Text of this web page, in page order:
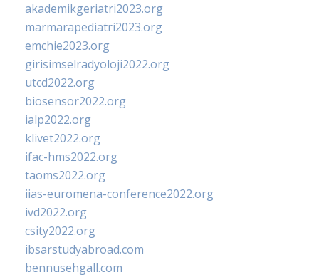
akademikgeriatri2023.org
marmarapediatri2023.org
emchie2023.org
girisimselradyoloji2022.org
utcd2022.org
biosensor2022.org
ialp2022.org
klivet2022.org
ifac-hms2022.org
taoms2022.org
iias-euromena-conference2022.org
ivd2022.org
csity2022.org
ibsarstudyabroad.com
bennusehgall.com